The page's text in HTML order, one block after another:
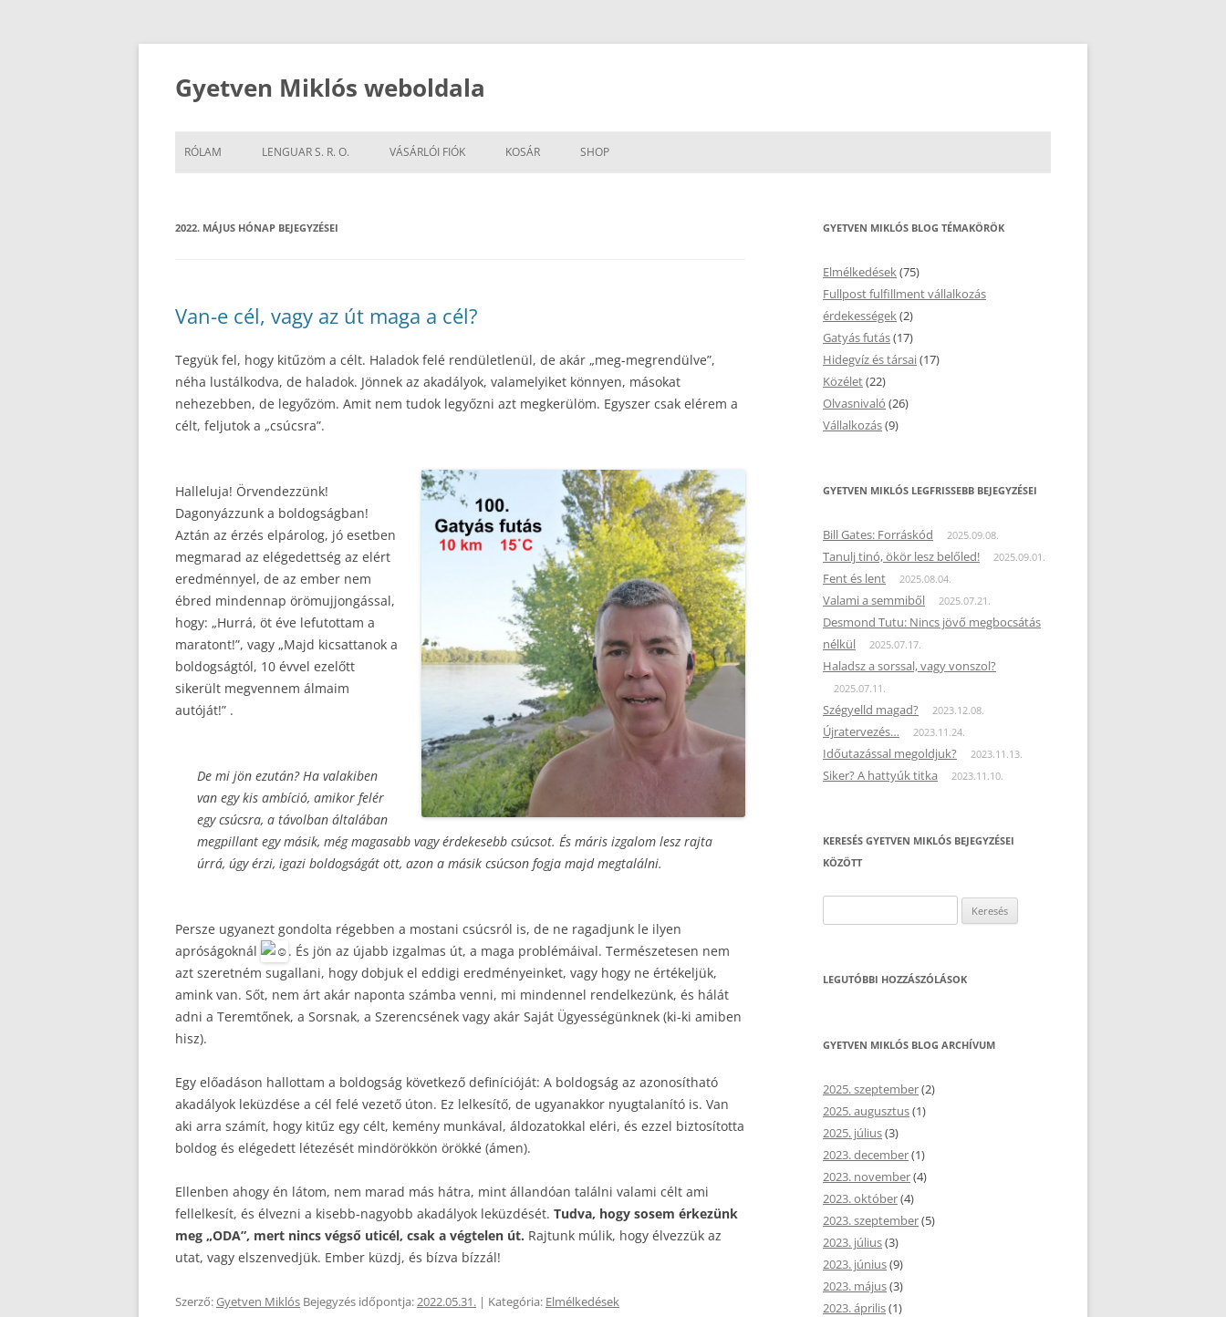
Kilépés
Gyetven Miklós weboldala
RÓLAM LENGUAR S. R. O. VÁSÁRLÓI FIÓK KOSÁR SHOP
2022. MÁJUS HÓNAP BEJEGYZÉSEI
Van-e cél, vagy az út maga a cél?
Tegyük fel, hogy kitűzöm a célt. Haladok felé rendületlenül, de akár „meg-megrendülve”,
néha lustálkodva, de haladok. Jönnek az akadályok, valamelyiket könnyen, másokat
nehezebben, de legyőzöm. Amit nem tudok legyőzni azt megkerülöm. Egyszer csak elérem a
célt, feljutok a „csúcsra”.
Halleluja! Örvendezzünk!
Dagonyázzunk a boldogságban!
Aztán az érzés elpárolog, jó esetben
megmarad az elégedettség az elért
eredménnyel, de az ember nem
ébred mindennap örömujjongással,
hogy: „Hurrá, öt éve lefutottam a
maratont!”, vagy „Majd kicsattanok a
boldogságtól, 10 évvel ezelőtt
sikerült megvennem álmaim
autóját!” .
De mi jön ezután? Ha valakiben
van egy kis ambíció, amikor felér
egy csúcsra, a távolban általában
megpillant egy másik, még magasabb vagy érdekesebb csúcsot. És máris izgalom lesz rajta
úrrá, úgy érzi, igazi boldogságát ott, azon a másik csúcson fogja majd megtalálni.
Persze ugyanezt gondolta régebben a mostani csúcsról is, de ne ragadjunk le ilyen
apróságoknál
. És jön az újabb izgalmas út, a maga problémáival. Természetesen nem
azt szeretném sugallani, hogy dobjuk el eddigi eredményeinket, vagy hogy ne értékeljük,
amink van. Sőt, nem árt akár naponta számba venni, mi mindennel rendelkezünk, és hálát
adni a Teremtőnek, a Sorsnak, a Szerencsének vagy akár Saját Ügyességünknek (ki-ki amiben
hisz).
Egy előadáson hallottam a boldogság következő definícióját: A boldogság az azonosítható
akadályok leküzdése a cél felé vezető úton. Ez lelkesítő, de ugyanakkor nyugtalanító is. Van
aki arra számít, hogy kitűz egy célt, kemény munkával, áldozatokkal eléri, és ezzel biztosította
boldog és elégedett létezését mindörökkön örökké (ámen).
Ellenben ahogy én látom, nem marad más hátra, mint állandóan találni valami célt ami
fellelkesít, és élvezni a kisebb-nagyobb akadályok leküzdését. Tudva, hogy sosem érkezünk
meg „ODA”, mert nincs végső uticél, csak a végtelen út. Rajtunk múlik, hogy élvezzük az
utat, vagy elszenvedjük. Ember küzdj, és bízva bízzál!
Szerző:Gyetven Miklós Bejegyzés időpontja:2022.05.31. | Kategória: Elmélkedések
GYETVEN MIKLÓS BLOG TÉMAKÖRÖK
Elmélkedések(75)
Fullpost fulfillment vállalkozás
érdekességek(2)
Gatyás futás(17)
Hidegvíz és társai(17)
Közélet(22)
Olvasnivaló (26)
Vállalkozás(9)
GYETVEN MIKLÓS LEGFRISSEBB BEJEGYZÉSEI
Bill Gates: Forráskód 2025.09.08.
Tanulj tinó, ökör lesz belőled! 2025.09.01.
Fent és lent 2025.08.04.
Valami a semmiből 2025.07.21.
Desmond Tutu: Nincs jövő megbocsátás
nélkül
2025.07.17.
Haladsz a sorssal, vagy vonszol?
2025.07.11.
Szégyelld magad? 2023.12.08.
Újratervezés… 2023.11.24.
Időutazással megoldjuk? 2023.11.13.
Siker? A hattyúk titka 2023.11.10.
KERESÉS GYETVEN MIKLÓS BEJEGYZÉSEI
KÖZÖTT
LEGUTÓBBI HOZZÁSZÓLÁSOK
GYETVEN MIKLÓS BLOG ARCHÍVUM
2025. szeptember(2)
2025. augusztus(1)
2025. július(3)
2023. december(1)
2023. november(4)
2023. október(4)
2023. szeptember(5)
2023. július(3)
2023. június(9)
2023. május(3)
2023. április(1)